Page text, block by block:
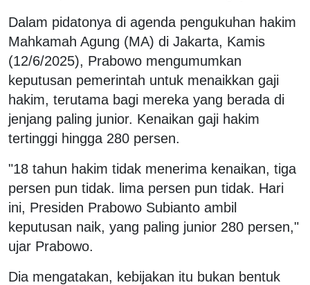
Dalam pidatonya di agenda pengukuhan hakim
Mahkamah Agung (MA) di Jakarta, Kamis
(12/6/2025), Prabowo mengumumkan
keputusan pemerintah untuk menaikkan gaji
hakim, terutama bagi mereka yang berada di
jenjang paling junior. Kenaikan gaji hakim
tertinggi hingga 280 persen.
"18 tahun hakim tidak menerima kenaikan, tiga
persen pun tidak. lima persen pun tidak. Hari
ini, Presiden Prabowo Subianto ambil
keputusan naik, yang paling junior 280 persen,"
ujar Prabowo.
Dia mengatakan, kebijakan itu bukan bentuk